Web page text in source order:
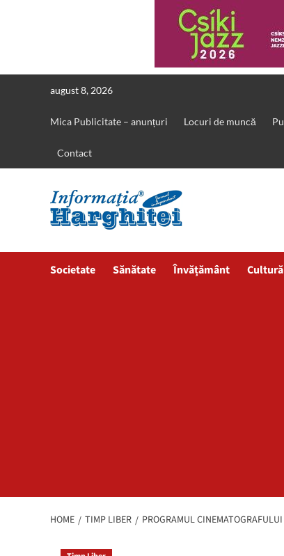
august 8, 2026
Mica Publicitate – anunțuri Locuri de muncă
Contact
Societate Sănătate Învățământ Cultură
HOME TIMP LIBER PROGRAMUL